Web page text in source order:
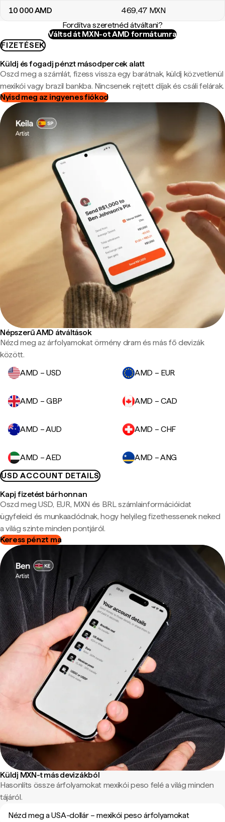
10 000AMD 469,47 MXN
Fordítva szeretnéd átváltani?
Váltsd át MXN-ot AMD formátumra
FIZETÉSEK
Küldj és fogadj pénzt másodpercek alatt
Oszd meg a számlát, fizess vissza egy barátnak, küldj közvetlenül
mexikói vagy brazil bankba. Nincsenek rejtett díjak és csáli felárak.
Nyisd meg az ingyenes fiókod
Népszerű AMD átváltások
Nézd meg az árfolyamokat örmény dram és más fő devizák
között.
AMD – USD
AMD – EUR
AMD – GBP AMD – CAD
AMD – AUD AMD – CHF
AMD – AED
AMD – ANG
USD ACCOUNT DETAILS
Kapj fizetést bárhonnan
Oszd meg USD, EUR, MXN és BRL számlainformációidat
ügyfeleid és munkaadódnak, hogy helyileg fizethessenek neked
a világ szinte minden pontjáról.
Keress pénzt ma
Küldj MXN-t más devizákból
Hasonlíts össze árfolyamokat mexikói peso felé a világ minden
tájáról.
Nézd meg a USA-dollár – mexikói peso árfolyamokat